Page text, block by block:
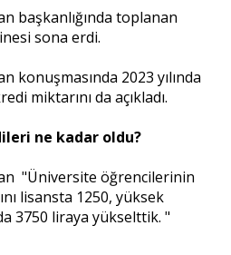
Söyleşi
Dizisi
Yazarlar
başkanlığında toplanan
sona erdi.
konuşmasında 2023 yılında
miktarını da açıkladı.
ne kadar oldu?
"Üniversite öğrencilerinin
lisansta 1250, yüksek
3750 liraya yükselttik. "